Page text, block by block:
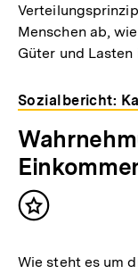
Menschen ab,
Güter und
Sozialbericht:
Inhalt
Wie steht es um